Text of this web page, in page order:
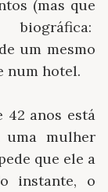
(mas que
um mesmo
num hotel.
42 anos está
uma mulher
que ele a
instante, o